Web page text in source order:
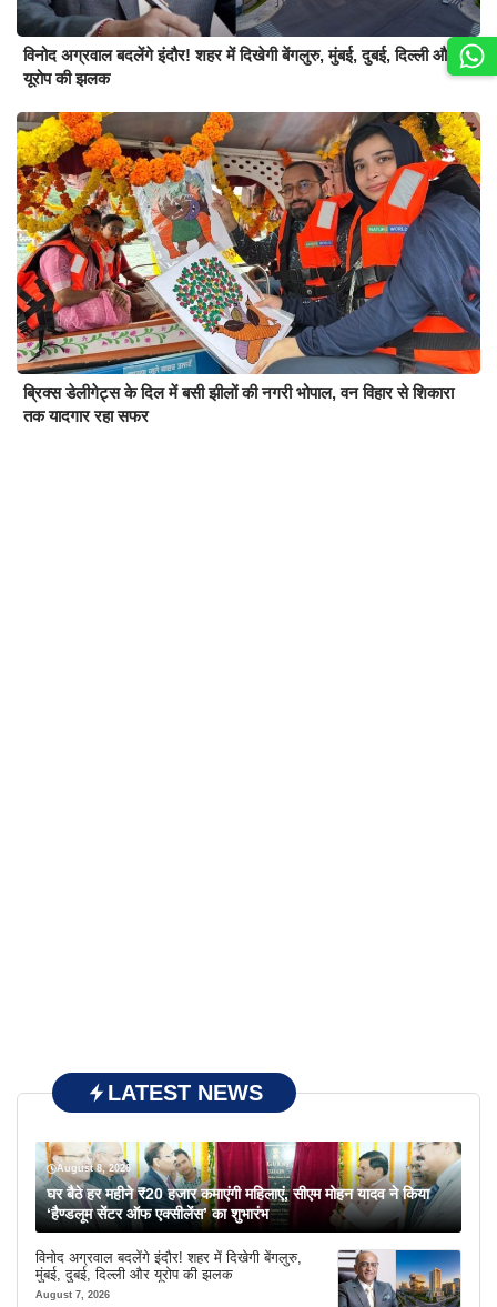
विनोद अग्रवाल बदलेंगे इंदौर! शहर में दिखेगी बेंगलुरु, मुंबई, दुबई, दिल्ली और
यूरोप की झलक
ब्रिक्स डेलीगेट्स के दिल में बसी झीलों की नगरी भोपाल, वन विहार से शिकारा
तक यादगार रहा सफर
LATEST NEWS
August 8, 2026
घर बैठे हर महीने ₹20 हजार कमाएंगी महिलाएं, सीएम मोहन यादव ने किया
‘हैण्डलूम सेंटर ऑफ एक्सीलेंस’ का शुभारंभ
विनोद अग्रवाल बदलेंगे इंदौर! शहर में दिखेगी बेंगलुरु,
मुंबई, दुबई, दिल्ली और यूरोप की झलक
August 7, 2026